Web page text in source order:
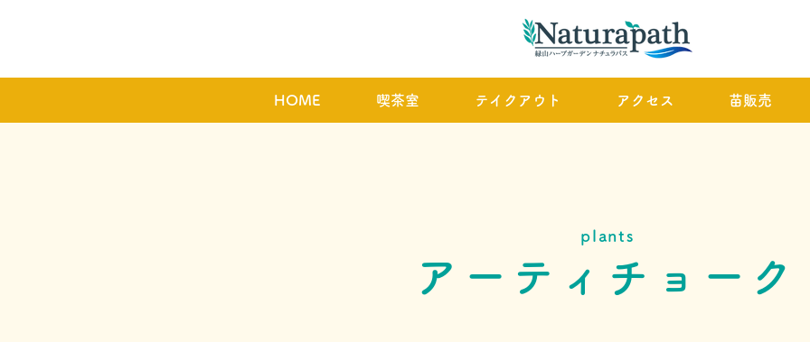
HOME 喫茶室 テイクアウト アクセス 苗販売
plants
アーティチョーク